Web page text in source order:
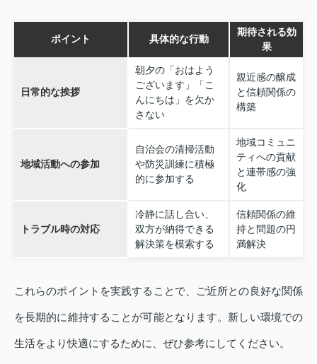
ポイント 具体的な行動
期待される効
果
日常的な挨拶
朝夕の「おはよう
ございます」「こ
んにちは」を欠か
さない
親近感の醸成
と信頼関係の
構築
地域活動への参加
自治会の清掃活動
や防災訓練に積極
的に参加する
地域コミュニ
ティへの貢献
と連帯感の強
化
トラブル時の対応
冷静に話し合い、
双方が納得できる
解決策を模索する
信頼関係の維
持と問題の円
満解決
これらのポイントを実践することで、ご近所との良好な関係
を長期的に維持することが可能となります。新しい環境での
生活をより快適にするために、ぜひ参考にしてください。